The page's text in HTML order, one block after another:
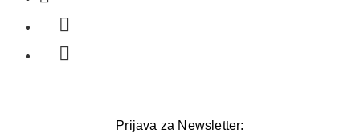
Prijava za Newsletter: